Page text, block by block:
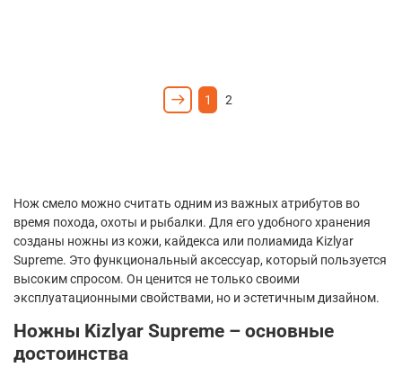
1 2
Нож смело можно считать одним из важных атрибутов во
время похода, охоты и рыбалки. Для его удобного хранения
созданы ножны из кожи, кайдекса или полиамида Kizlyar
Supreme. Это функциональный аксессуар, который пользуется
высоким спросом. Он ценится не только своими
эксплуатационными свойствами, но и эстетичным дизайном.
Ножны Kizlyar Supreme – основные
достоинства